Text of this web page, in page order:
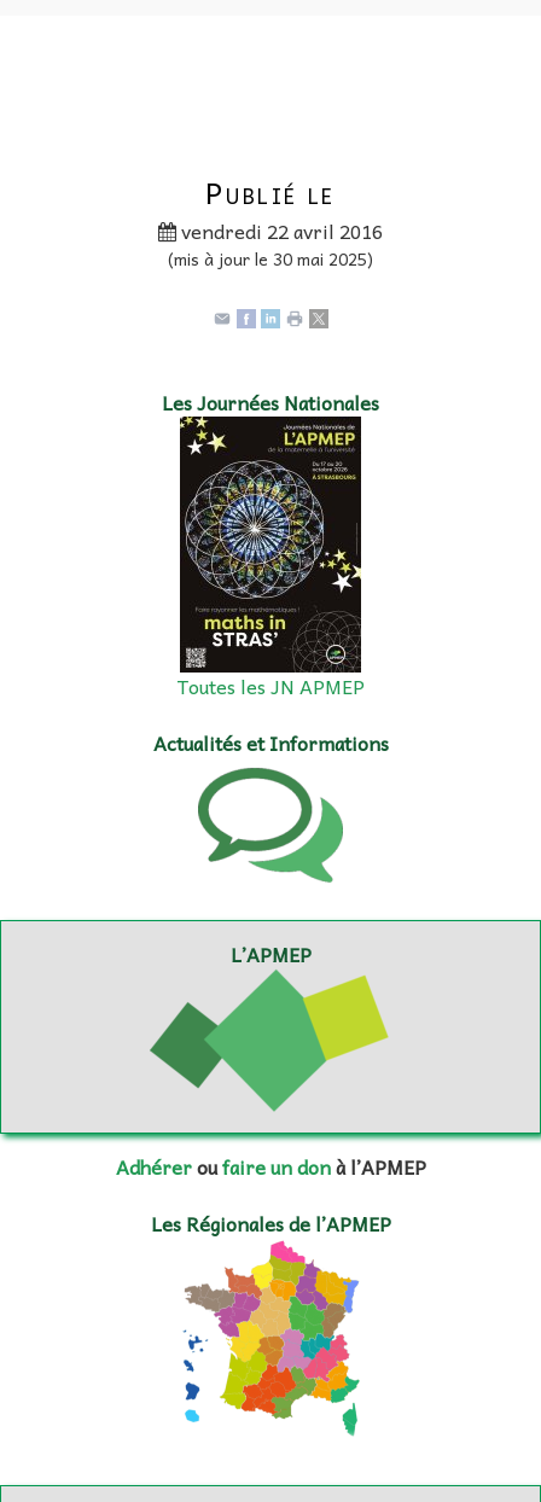
Publié le
vendredi 22 avril 2016
(mis à jour le 30 mai 2025)
Les Journées Nationales
Toutes les JN APMEP
Actualités et Informations
L’APMEP
Adhéreroufaire un donà l’APMEP
Les Régionales de l’APMEP